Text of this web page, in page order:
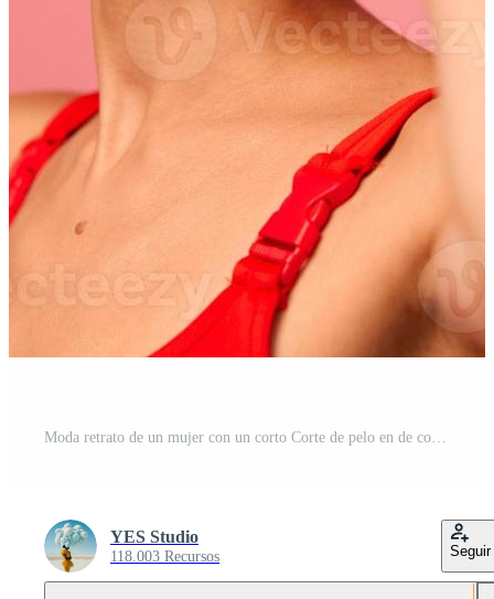
YES Studio
118.003 Recursos Seguir